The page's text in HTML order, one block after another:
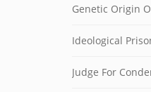
Genetic Origin
Ideological
Judge For